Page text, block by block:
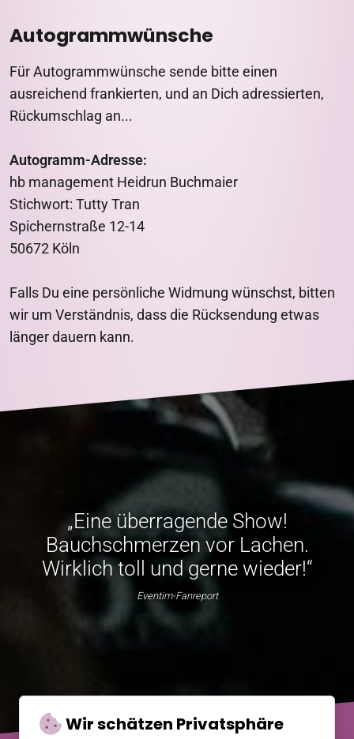
Autogrammwünsche
Für Autogrammwünsche sende bitte einen
ausreichend frankierten, und an Dich adressierten,
Rückumschlag an...
Autogramm-Adresse:
hb management Heidrun Buchmaier
Stichwort: Tutty Tran
Spichernstraße 12-14
50672 Köln
Falls Du eine persönliche Widmung wünschst, bitten
wir um Verständnis, dass die Rücksendung etwas
länger dauern kann.
„Eine überragende Show!
Bauchschmerzen vor Lachen.
Wirklich toll und gerne wieder!“
Eventim-Fanreport
Wir schätzen Privatsphäre